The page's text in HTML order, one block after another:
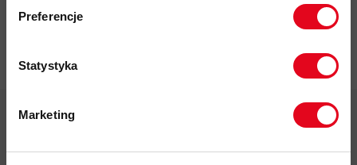
Preferencje
Statystyka
Marketing
zgodnie z Polityką prywatności.